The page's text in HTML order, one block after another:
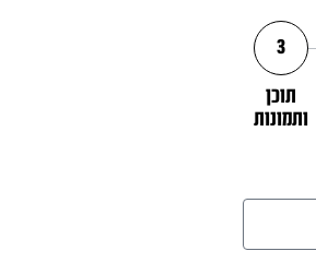
3
תוכן
ותמונות